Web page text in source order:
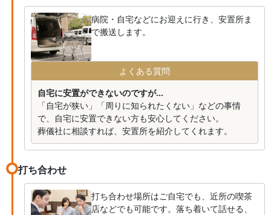
病院・自宅などにお迎えに行き、安置所ま
で搬送します。
よくある質問
自宅に安置ができないのですが...
「自宅が狭い」「周りに知られたくない」などの事情
で、自宅に安置できない方も安心してください。
葬儀社に相談すれば、安置所を紹介してくれます。
打ち合わせ
打ち合わせ場所はご自宅でも、近所の喫茶
店などでも可能です。落ち着いて話せる、